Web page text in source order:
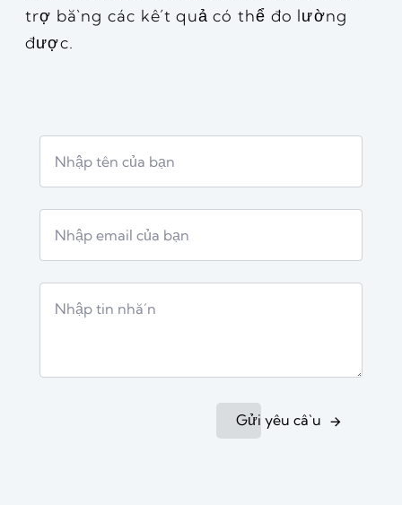
trợ bằng các kết quả có thể đo lường
được.
Gửi yêu cầu